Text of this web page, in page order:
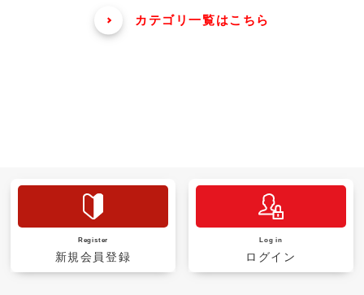
カテゴリ一覧はこちら
Register
新規会員登録
Log in
ログイン